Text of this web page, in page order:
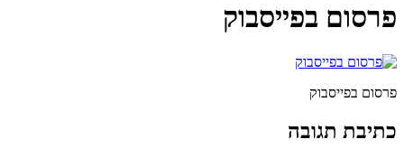
פרסום בפייסבוק
פרסום בפייסבוק
כתיבת תגובה